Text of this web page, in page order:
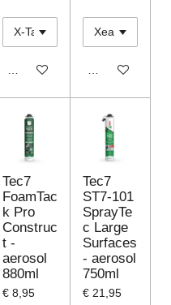
In winkelwagen In winkelwagen
Tec7
FoamTac
k Pro
Construc
t -
aerosol
880ml
€ 8,95
Tec7
ST7-101
SprayTe
c Large
Surfaces
- aerosol
750ml
€ 21,95